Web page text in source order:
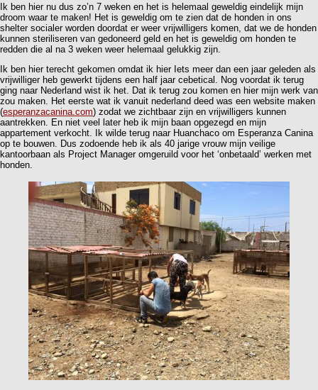
Ik ben hier nu dus zo’n 7 weken en het is helemaal geweldig eindelijk mijn
droom waar te maken! Het is geweldig om te zien dat de honden in ons
shelter socialer worden doordat er weer vrijwilligers komen, dat we de honden
kunnen steriliseren van gedoneerd geld en het is geweldig om honden te
redden die al na 3 weken weer helemaal gelukkig zijn.
Ik ben hier terecht gekomen omdat ik hier Iets meer dan een jaar geleden als
vrijwilliger heb gewerkt tijdens een half jaar cebetical. Nog voordat ik terug
ging naar Nederland wist ik het. Dat ik terug zou komen en hier mijn werk van
zou maken. Het eerste wat ik vanuit nederland deed was een website maken
(esperanzacanina.com) zodat we zichtbaar zijn en vrijwilligers kunnen
aantrekken. En niet veel later heb ik mijn baan opgezegd en mijn
appartement verkocht. Ik wilde terug naar Huanchaco om Esperanza Canina
op te bouwen. Dus zodoende heb ik als 40 jarige vrouw mijn veilige
kantoorbaan als Project Manager omgeruild voor het ‘onbetaald’ werken met
honden.